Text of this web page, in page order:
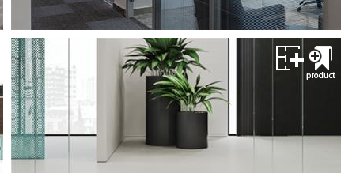
مشــــــاهده
پارتیشن اداری پدزا
سیستم های پارتیشن اداری